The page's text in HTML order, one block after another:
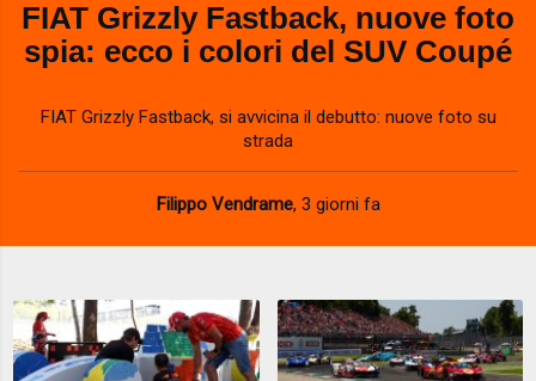
FIAT Grizzly Fastback, nuove foto
spia: ecco i colori del SUV Coupé
FIAT Grizzly Fastback, si avvicina il debutto: nuove foto su
strada
Filippo Vendrame, 3 giorni fa